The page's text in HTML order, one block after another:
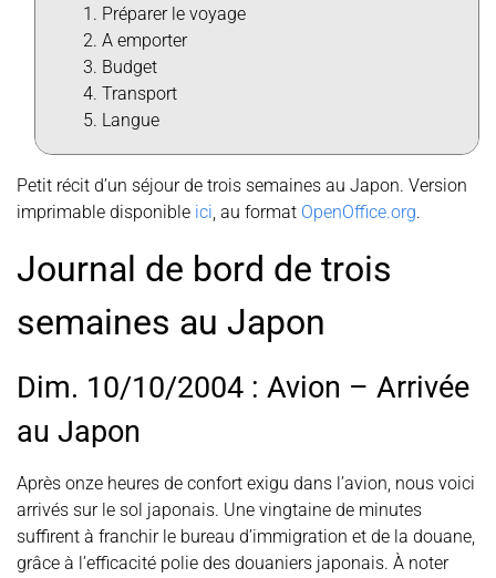
Préparer le voyage
A emporter
Budget
Transport
Langue
Petit récit d’un séjour de trois semaines au Japon. Version
imprimable disponible ici, au format OpenOffice.org.
Journal de bord de trois
semaines au Japon
Dim. 10/10/2004 : Avion – Arrivée
au Japon
Après onze heures de confort exigu dans l’avion, nous voici
arrivés sur le sol japonais. Une vingtaine de minutes
suffirent à franchir le bureau d’immigration et de la douane,
grâce à l’efficacité polie des douaniers japonais. À noter